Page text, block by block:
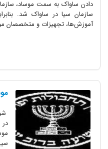
دادن ساواک به سمت موساد،
سازمان سیا در ساواک شد.
آموزش‌ها، تجهیزات و متخصصان
در